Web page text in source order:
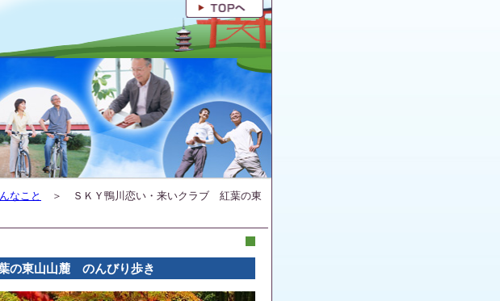
なこと
＞ ＳＫＹ鴨川恋い・来いクラブ 紅葉の東
の東山山麓 のんびり歩き